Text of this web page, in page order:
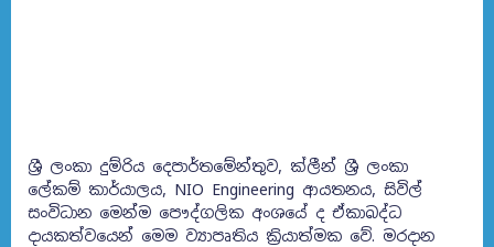
ශ්‍රී ලංකා දුම්රිය දෙපාර්තමේන්තුව, ක්ලීන් ශ්‍රී ලංකා
ලේකම් කාර්යාලය, NIO Engineering ආයතනය, සිවිල්
සංවිධාන මෙන්ම පෞද්ගලික අංශයේ ද ඒකාබද්ධ
දායකත්වයෙන් මෙම ව්‍යාපෘතිය ක්‍රියාත්මක වේ. මරදාන